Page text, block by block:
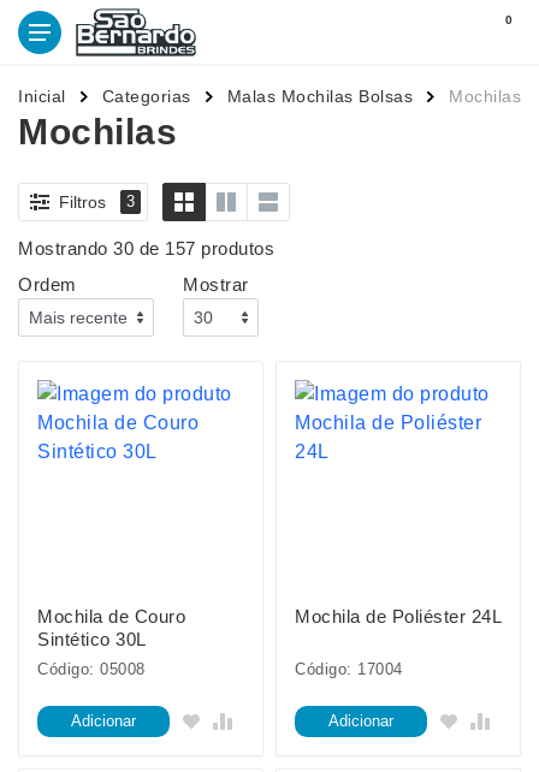
0
Inicial Categorias Malas Mochilas Bolsas Mochilas
Mochilas
Filtros 3
Mostrando 30 de 157 produtos
Ordem
Mostrar
Mochila de Couro
Sintético 30L
Código: 05008
Adicionar
Mochila de Poliéster 24L
Código: 17004
Adicionar